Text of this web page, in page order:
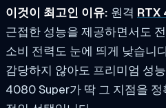
이것이 최고인 이유: 원격
근접한 성능을 제공하면서도
소비 전력도 눈에 띄게 낮습니
감당하지 않아도 프리미엄 성
4080 Super가 딱 그 지점을 정